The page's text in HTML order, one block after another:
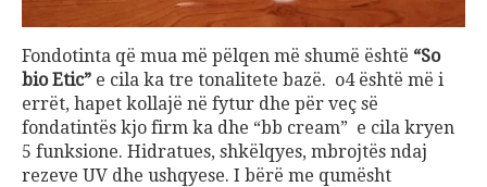
Fondotinta që mua më pëlqen më shumë është “So
bio Etic” e cila ka tre tonalitete bazë. o4 është më i
errët, hapet kollajë në fytur dhe për veç së
fondatintës kjo firm ka dhe “bb cream” e cila kryen
5 funksione. Hidratues, shkëlqyes, mbrojtës ndaj
rezeve UV dhe ushqyese. I bërë me qumësht